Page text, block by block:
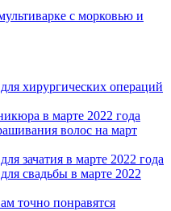
с морковью и
хирургических операций
в марте 2022 года
волос на март
зачатия в марте 2022 года
свадьбы в марте 2022
точно понравятся